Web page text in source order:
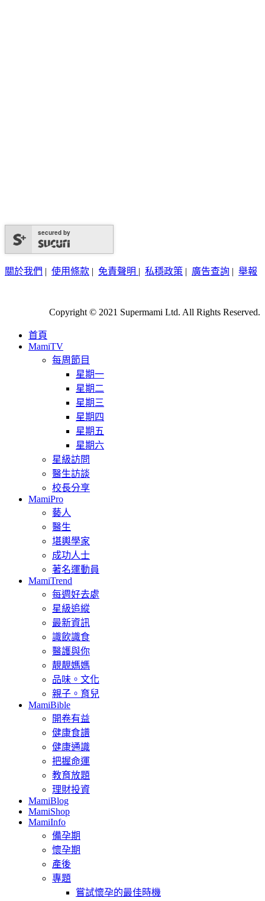
secured by
關於我們 | 使用條款 | 免責聲明 | 私穩政策 | 廣告查詢 | 舉報
Copyright © 2021 Supermami Ltd. All Rights Reserved.
首頁
MamiTV
每周節目
星期一
星期二
星期三
星期四
星期五
星期六
星級訪問
醫生訪談
校長分享
MamiPro
藝人
醫生
堪輿學家
成功人士
著名運動員
MamiTrend
每週好去處
星級追縱
最新資訊
識飲識食
醫護與你
靚靚媽媽
品味。文化
親子。育兒
MamiBible
開卷有益
健康食譜
健康通識
把握命運
教育放題
理財投資
MamiBlog
MamiShop
MamiInfo
備孕期
懷孕期
產後
專題
嘗試懷孕的最佳時機